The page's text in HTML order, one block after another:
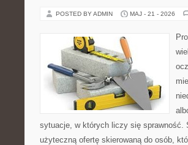
POSTED BY ADMIN MAJ - 21 - 2026
sytuacje, w których liczy się sprawność.
użyteczną ofertę skierowaną do osób,